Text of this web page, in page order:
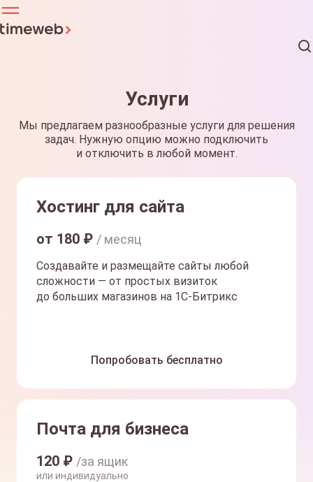
Услуги
Мы предлагаем разнообразные услуги для решения
задач. Нужную опцию можно подключить
и отключить в любой момент.
Хостинг для сайта
от 180 ₽ / месяц
Создавайте и размещайте сайты любой
сложности — от простых визиток
до больших магазинов на 1С-Битрикс
Попробовать бесплатно
Почта для бизнеса
120 ₽ /за ящик
или индивидуально